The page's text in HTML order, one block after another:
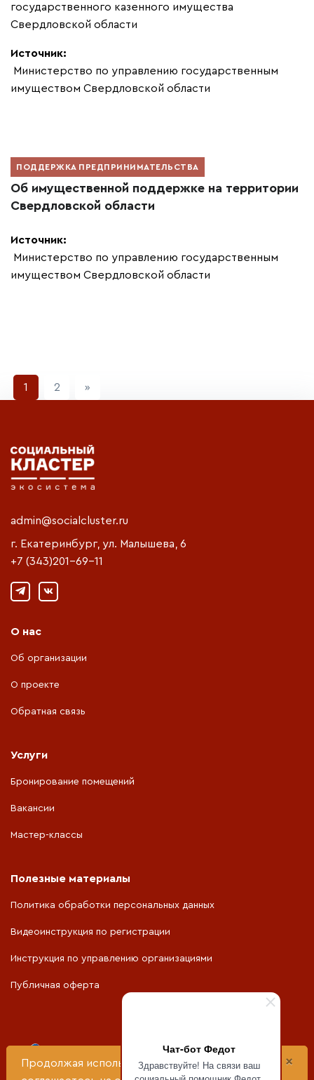
Чат-бот Федот
Здравствуйте! На связи ваш
×
Продолжая использовать сайт, вы
государственного казенного имущества
Свердловской области
Источник:
Министерство по управлению государственным
имуществом Свердловской области
ПОДДЕРЖКА ПРЕДПРИНИМАТЕЛЬСТВА
Об имущественной поддержке на территории
Свердловской области
Источник:
Министерство по управлению государственным
имуществом Свердловской области
1 2 »
admin@socialcluster.ru
г. Екатеринбург, ул. Малышева, 6
+7 (343)201-69-11
О нас
Об организации
О проекте
Обратная связь
Услуги
Бронирование помещений
Вакансии
Мастер-классы
Полезные материалы
Политика обработки персональных данных
Видеоинструкция по регистрации
Инструкция по управлению организациями
Публичная оферта
Портал разработан при поддержке